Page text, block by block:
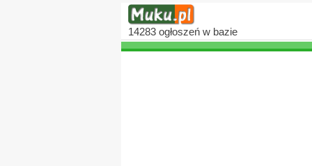
14283 ogłoszeń w bazie